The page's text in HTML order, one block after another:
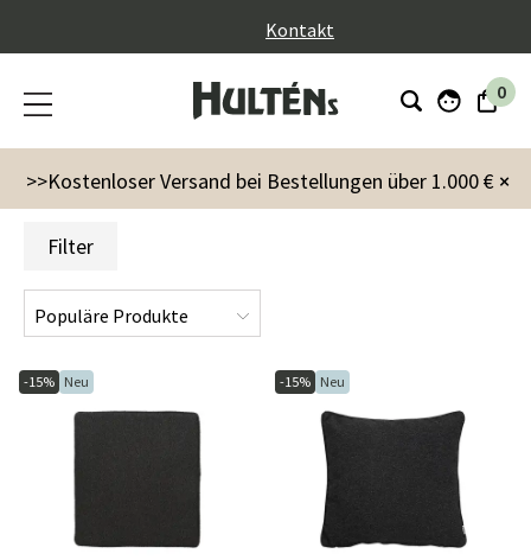
Kontakt
0
×
>>Kostenloser Versand bei Bestellungen über 1.000 €
Kampagnen Summer Season Summer all
Filter
-15% Neu -15% Neu